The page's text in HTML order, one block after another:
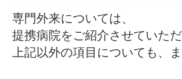
専門外来については、
提携病院をご紹介させていた
上記以外の項目についても、